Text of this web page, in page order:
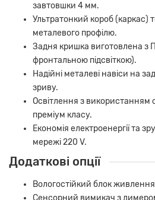
завтовшки 4 мм.
Ультратонкий короб (каркас)
металевого профілю.
Задня кришка виготовлена з
фронтальною підсвіткою).
Надійні металеві навіси на
зриву.
Освітлення з використанням
преміум класу.
Економія електроенергії та
мережі 220 V.
Додаткові опції
Вологостійкий блок